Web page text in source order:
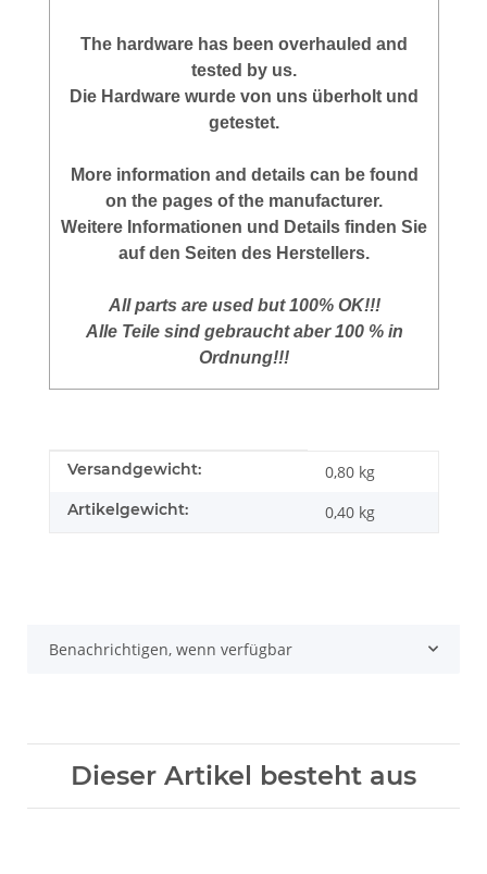
The hardware has been overhauled and
tested by us.
Die Hardware wurde von uns überholt und
getestet.
More information and details can be found
on the pages of the manufacturer.
Weitere Informationen und Details finden Sie
auf den Seiten des Herstellers.
All parts are used but 100% OK!!!
Alle Teile sind gebraucht aber 100 % in
Ordnung!!!
Produkteigenschaft
Wert
Versandgewicht: 0,80 kg
Artikelgewicht: 0,40 kg
Benachrichtigen, wenn verfügbar
Dieser Artikel besteht aus